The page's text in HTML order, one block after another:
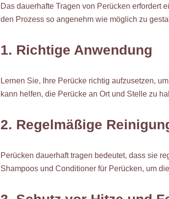
Das dauerhafte Tragen von Perücken erfordert
den Prozess so angenehm wie möglich zu
1. Richtige Anwendung
Lernen Sie, Ihre Perücke richtig aufzusetzen,
kann helfen, die Perücke an Ort und Stelle zu
2. Regelmäßige
Perücken dauerhaft tragen bedeutet, dass sie
Shampoos und Conditioner für Perücken, um